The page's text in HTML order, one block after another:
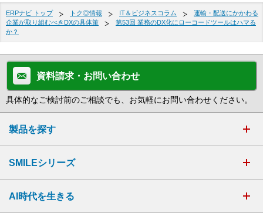
ERPナビ トップ トク◎情報 IT＆ビジネスコラム
運輸・配送にかかわる
企業が取り組むべきDXの具体策
第53回 業務のDX化にローコードツールはハマる
か？
資料請求・お問い合わせ
具体的なご検討前のご相談でも、お気軽にお問い合わせください。
製品を探す
SMILEシリーズ
AI時代を生きる